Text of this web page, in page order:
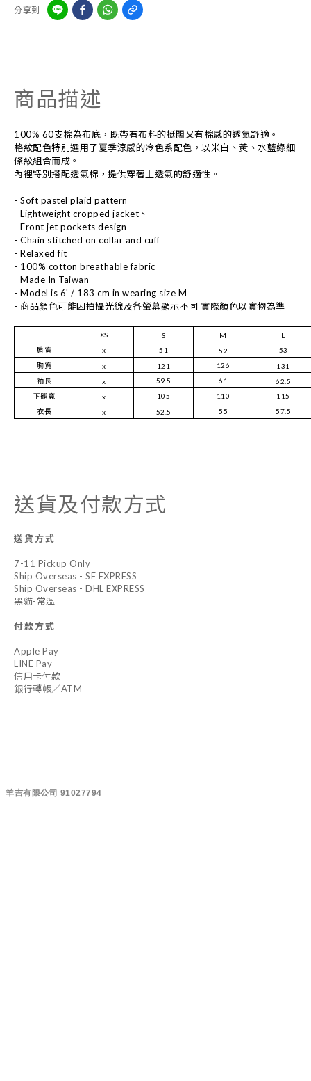
分享到
商品描述
100% 60支棉為布底，既帶有布料的挺闊又有棉感的透氣舒適。
格紋配色特別選用了夏季涼感的冷色系配色，以米白 、 黃 、 水藍綠細
條紋組合而成。
內裡特別搭配透氣棉，提供穿著上透氣的舒適性。
- Soft pastel plaid pattern
- Lightweight cropped jacket、
- Front jet pockets design
- Chain stitched on collar and cuff
- Relaxed fit
- 100% cotton breathable fabric
- Made In Taiwan
- Model is 6' / 183 cm in wearing size M
- 商品顏色可能因拍攝光線及各螢幕顯示不同 實際顏色以實物為準
XS S M
L
肩寬
x 51 52
53
胸寬
x 121 126
131
袖長
x 59.5 61
62.5
下擺寬
x 105 110
115
衣長
x 52.5 55 57.5
送貨及付款方式
送貨方式
7-11 Pickup Only
Ship Overseas - SF EXPRESS
Ship Overseas - DHL EXPRESS
黑貓-常溫
付款方式
Apple Pay
LINE Pay
信用卡付款
銀行轉帳／ATM
羊吉有限公司 91027794